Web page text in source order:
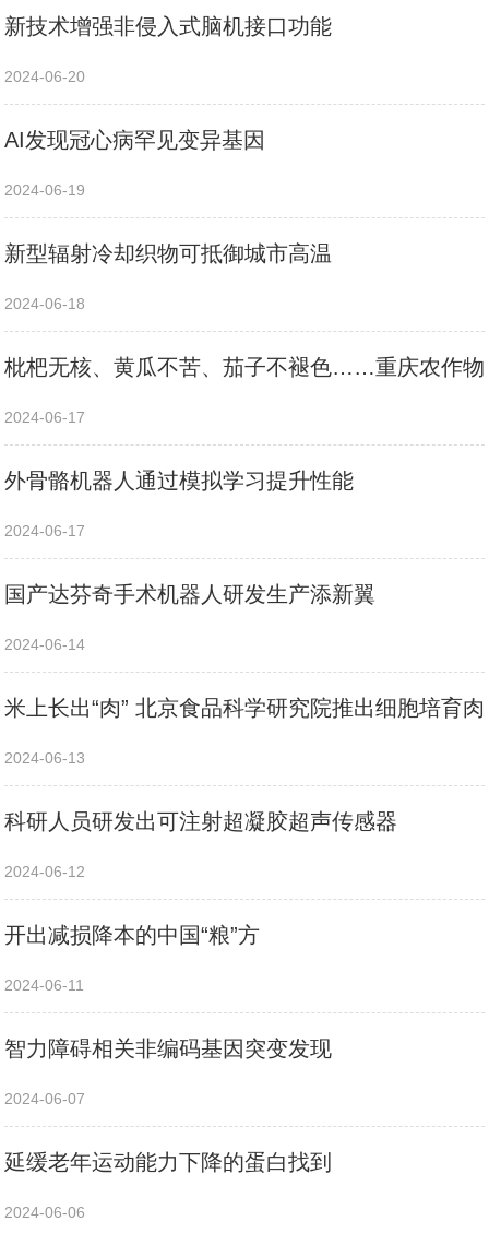
新技术增强非侵入式脑机接口功能
2024-06-20
AI发现冠心病罕见变异基因
2024-06-19
新型辐射冷却织物可抵御城市高温
2024-06-18
枇杷无核、黄瓜不苦、茄子不褪色……重庆农作物
2024-06-17
外骨骼机器人通过模拟学习提升性能
2024-06-17
国产达芬奇手术机器人研发生产添新翼
2024-06-14
米上长出“肉” 北京食品科学研究院推出细胞培育
2024-06-13
科研人员研发出可注射超凝胶超声传感器
2024-06-12
开出减损降本的中国“粮”方
2024-06-11
智力障碍相关非编码基因突变发现
2024-06-07
延缓老年运动能力下降的蛋白找到
2024-06-06